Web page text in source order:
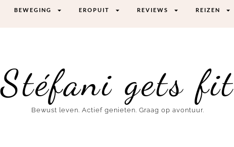
BEWEGING EROPUIT REVIEWS REIZEN
Stéfani gets fit
Bewust leven. Actief genieten. Graag op avontuur.